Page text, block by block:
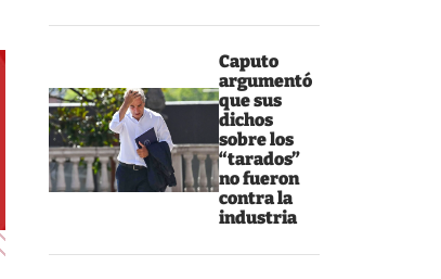
Caputo
argumentó
que sus
dichos
sobre los
“tarados”
no fueron
contra la
industria